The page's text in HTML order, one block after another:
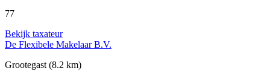
77
Bekijk taxateur
De Flexibele Makelaar B.V.
Grootegast (8.2 km)